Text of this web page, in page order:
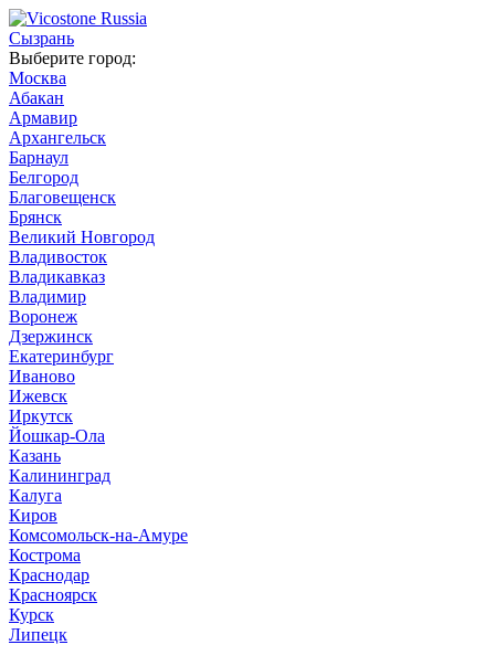
Сызрань
Выберите город:
Москва
Абакан
Армавир
Архангельск
Барнаул
Белгород
Благовещенск
Брянск
Великий Новгород
Владивосток
Владикавказ
Владимир
Воронеж
Дзержинск
Екатеринбург
Иваново
Ижевск
Иркутск
Йошкар-Ола
Казань
Калининград
Калуга
Киров
Комсомольск-на-Амуре
Кострома
Краснодар
Красноярск
Курск
Липецк